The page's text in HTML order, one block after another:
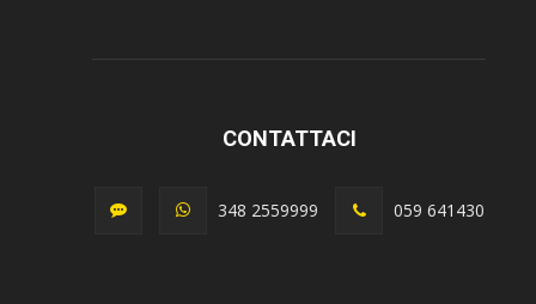
CONTATTACI
348 2559999 059 641430